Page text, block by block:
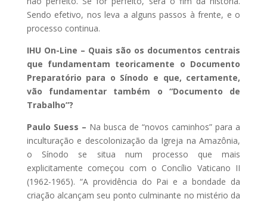
Sendo efetivo, nos leva a alguns passos à frente, e o
processo continua.
IHU On-Line – Quais são os documentos centrais
que fundamentam teoricamente o Documento
Preparatório para o Sínodo e que, certamente,
vão fundamentar também o “Documento de
Trabalho”?
Paulo Suess – Na busca de “novos caminhos” para a
inculturação e descolonização da Igreja na Amazônia,
o Sínodo se situa num processo que mais
explicitamente começou com o Concílio Vaticano II
(1962-1965). “A providência do Pai e a bondade da
criação alcançam seu ponto culminante no mistério da